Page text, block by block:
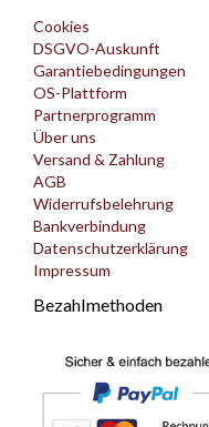
Cookies
DSGVO-Auskunft
Garantiebedingungen
OS-Plattform
Partnerprogramm
Über uns
Versand & Zahlung
AGB
Widerrufsbelehrung
Bankverbindung
Datenschutzerklärung
Impressum
Bezahlmethoden